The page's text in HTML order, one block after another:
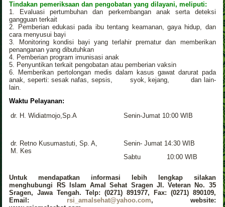
Tindakan pemeriksaan dan pengobatan yang dilayani, meliputi:
1. Evaluasi pertumbuhan dan perkembangan anak serta deteksi
gangguan terkait
2. Pemberian edukasi pada ibu tentang keamanan, gaya hidup, dan
cara menyusui bayi
3. Monitoring kondisi bayi yang terlahir prematur dan memberikan
penanganan yang dibutuhkan
4. Pemberian program imunisasi anak
5. Penyuntikan terkait pengobatan atau pemberian vaksin
6. Memberikan pertolongan medis dalam kasus gawat darurat pada
anak, seperti: sesak nafas, sepsis, syok, kejang, dan lain-
lain.
Waktu Pelayanan:
dr. H. Widiatmojo,Sp.A
Senin-Jumat 10:00 WIB
dr. Retno Kusumastuti, Sp. A,
M. Kes
Senin- Jumat 14:30 WIB
Sabtu 10:00 WIB
Untuk mendapatkan informasi lebih lengkap silakan
menghubungi RS Islam Amal Sehat Sragen Jl. Veteran No. 35
Sragen, Jawa Tengah. Telp: (0271) 891977, Fax: (0271) 890109,
Email: rsi_amalsehat@yahoo.com, website: